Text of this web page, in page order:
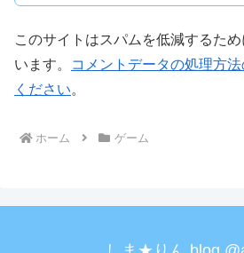
このサイトはスパムを低減するた
います。
コメントデータの処理方
ください。
ホーム ゲーム